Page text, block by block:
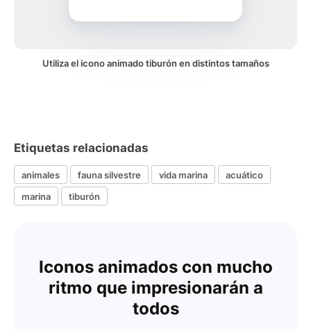
Utiliza el icono animado tiburón en distintos tamaños
Etiquetas relacionadas
animales fauna silvestre vida marina
acuático
marina
tiburón
Iconos animados con mucho
ritmo que impresionarán a
todos